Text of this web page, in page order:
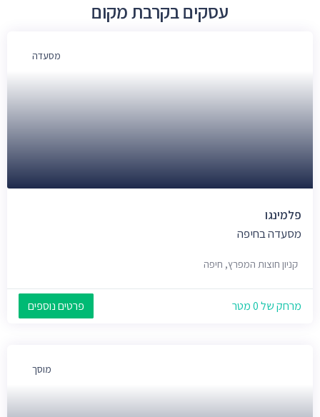
עסקים בקרבת מקום
מסעדה
פלמינגו
מסעדה בחיפה
קניון חוצות המפרץ, חיפה
מרחק של 0 מטר פרטים נוספים
מוסך